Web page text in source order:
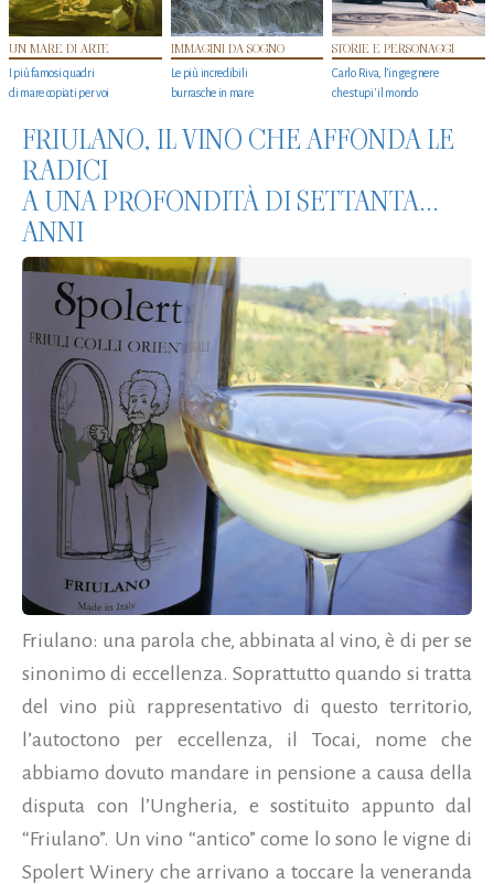
UN MARE DI ARTE
I più famosi quadri
di mare copiati per voi
IMMAGINI DA SOGNO
Le più incredibili
burrasche in mare
STORIE E PERSONAGGI
Carlo Riva, l’ingegnere
che stupi' il mondo
FRIULANO, IL VINO CHE AFFONDA LE
RADICI
A UNA PROFONDITÀ DI SETTANTA...
ANNI
Friulano: una parola che, abbinata al vino, è di per se
sinonimo di eccellenza. Soprattutto quando si tratta
del vino più rappresentativo di questo territorio,
l’autoctono per eccellenza, il Tocai, nome che
abbiamo dovuto mandare in pensione a causa della
disputa con l’Ungheria, e sostituito appunto dal
“Friulano”. Un vino “antico” come lo sono le vigne di
Spolert Winery che arrivano a toccare la veneranda